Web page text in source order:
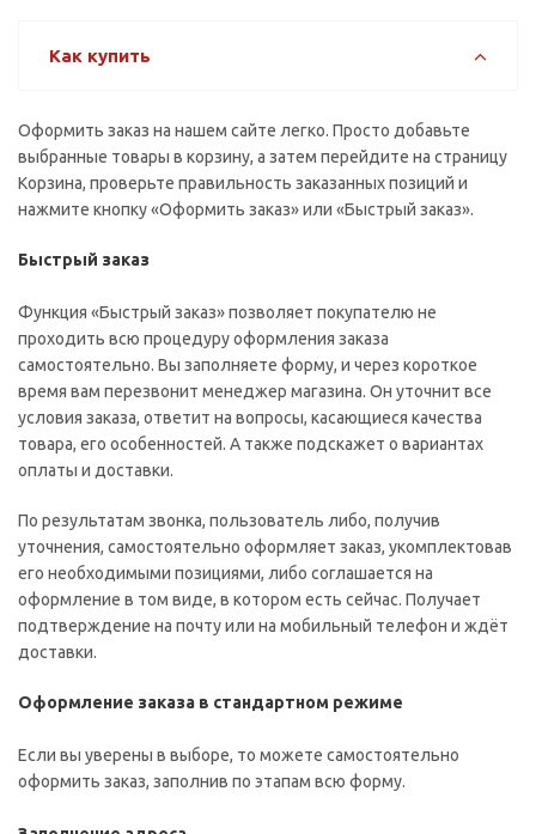
Как купить
Оформить заказ на нашем сайте легко. Просто добавьте
выбранные товары в корзину, а затем перейдите на страницу
Корзина, проверьте правильность заказанных позиций и
нажмите кнопку «Оформить заказ» или «Быстрый заказ».
Быстрый заказ
Функция «Быстрый заказ» позволяет покупателю не
проходить всю процедуру оформления заказа
самостоятельно. Вы заполняете форму, и через короткое
время вам перезвонит менеджер магазина. Он уточнит все
условия заказа, ответит на вопросы, касающиеся качества
товара, его особенностей. А также подскажет о вариантах
оплаты и доставки.
По результатам звонка, пользователь либо, получив
уточнения, самостоятельно оформляет заказ, укомплектовав
его необходимыми позициями, либо соглашается на
оформление в том виде, в котором есть сейчас. Получает
подтверждение на почту или на мобильный телефон и ждёт
доставки.
Оформление заказа в стандартном режиме
Если вы уверены в выборе, то можете самостоятельно
оформить заказ, заполнив по этапам всю форму.